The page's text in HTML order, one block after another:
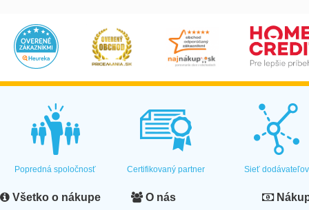
Popredná spoločnosť Certifikovaný partner Sieť dodávateľov
Všetko o nákupe O nás